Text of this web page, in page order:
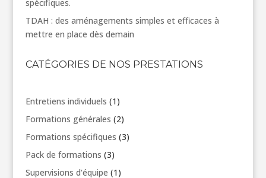
spécifiques.
TDAH : des aménagements simples et efficaces à
mettre en place dès demain
CATÉGORIES DE NOS PRESTATIONS
Entretiens individuels 1 1
produit
Formations générales 22
produits
Formations spécifiques 33
Pack de formations 33
produits
Supervisions d'équipe 1 1